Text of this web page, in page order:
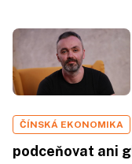
ČÍNSKÁ EKONOMIKA
podceňovat ani